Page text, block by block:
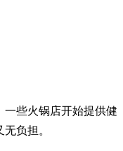
一些火锅店开始提供健
负担。